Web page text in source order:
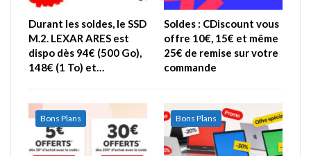
Durant les soldes, le SSD
M.2. LEXAR ARES est
dispo dès 94€ (500 Go),
148€ (1 To) et…
Soldes : CDiscount vous
offre 10€, 15€ et même
25€ de remise sur votre
commande
Bons Plans Bons Plans